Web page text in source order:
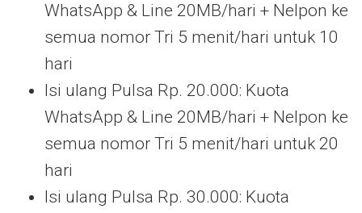
WhatsApp & Line 20MB/hari + Nelpon ke
semua nomor Tri 5 menit/hari untuk 10
hari
Isi ulang Pulsa Rp. 20.000: Kuota
WhatsApp & Line 20MB/hari + Nelpon ke
semua nomor Tri 5 menit/hari untuk 20
hari
Isi ulang Pulsa Rp. 30.000: Kuota